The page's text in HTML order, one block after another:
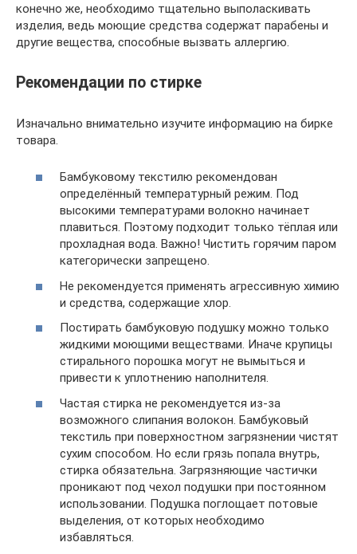
конечно же, необходимо тщательно выполаскивать
изделия, ведь моющие средства содержат парабены и
другие вещества, способные вызвать аллергию.
Рекомендации по стирке
Изначально внимательно изучите информацию на бирке
товара.
Бамбуковому текстилю рекомендован
определённый температурный режим. Под
высокими температурами волокно начинает
плавиться. Поэтому подходит только тёплая или
прохладная вода. Важно! Чистить горячим паром
категорически запрещено.
Не рекомендуется применять агрессивную химию
и средства, содержащие хлор.
Постирать бамбуковую подушку можно только
жидкими моющими веществами. Иначе крупицы
стирального порошка могут не вымыться и
привести к уплотнению наполнителя.
Частая стирка не рекомендуется из-за
возможного слипания волокон. Бамбуковый
текстиль при поверхностном загрязнении чистят
сухим способом. Но если грязь попала внутрь,
стирка обязательна. Загрязняющие частички
проникают под чехол подушки при постоянном
использовании. Подушка поглощает потовые
выделения, от которых необходимо
избавляться.